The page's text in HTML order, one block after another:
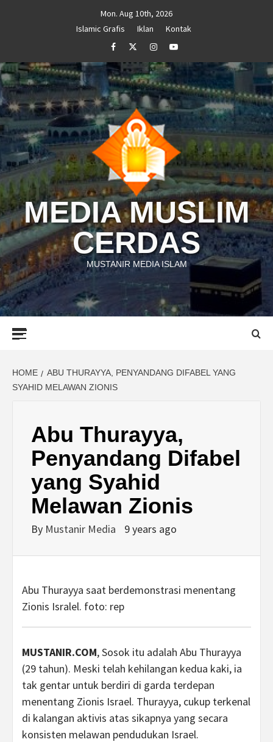
Mon. Aug 10th, 2026
Islamic Grafis
Iklan
Kontak
FacebookTwitterInstagramYoutube
MEDIA MUSLIM
CERDAS
MUSTANIR MEDIA ISLAM
HOME
ABU THURAYYA, PENYANDANG DIFABEL YANG
SYAHID MELAWAN ZIONIS
Abu Thurayya,
Penyandang Difabel
yang Syahid
Melawan Zionis
By Mustanir Media 9 years ago
Abu Thurayya saat berdemonstrasi menentang
Zionis Isralel. foto: rep
MUSTANIR.COM, Sosok itu adalah Abu Thurayya
(29 tahun). Meski telah kehilangan kedua kaki, ia
tak gentar untuk berdiri di garda terdepan
menentang Zionis Israel. Thurayya, cukup terkenal
di kalangan aktivis atas sikapnya yang secara
konsisten melawan pendudukan Israel.